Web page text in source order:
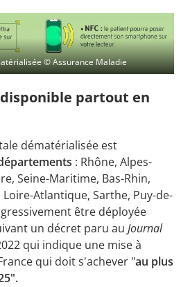
© Assurance Maladie
partout en
dématérialisée est
: Rhône, Alpes-
Seine-Maritime, Bas-Rhin,
Atlantique, Sarthe, Puy-de-
être déployée
un décret paru au Journal
qui indique une mise à
qui doit s'achever "au plus